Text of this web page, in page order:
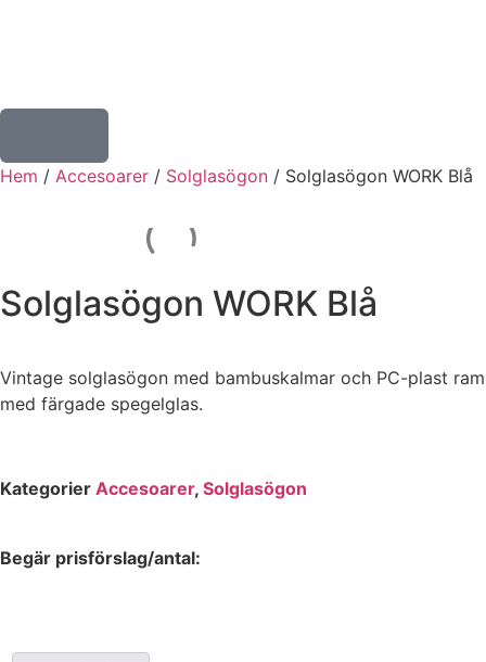
Hem / Accesoarer / Solglasögon / Solglasögon WORK Blå
Solglasögon WORK Blå
Vintage solglasögon med bambuskalmar och PC-plast ram
med färgade spegelglas.
Kategorier Accesoarer, Solglasögon
Begär prisförslag/antal: